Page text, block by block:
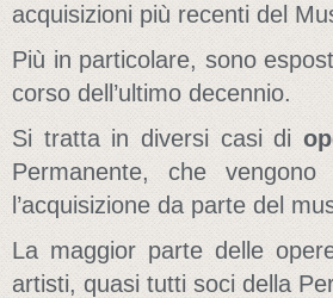
acquisizioni più recenti del
Più in particolare, sono
corso dell’ultimo decennio.
Si tratta in diversi casi di
Permanente, che
l’acquisizione da parte del
La maggior parte delle
artisti, quasi tutti soci della